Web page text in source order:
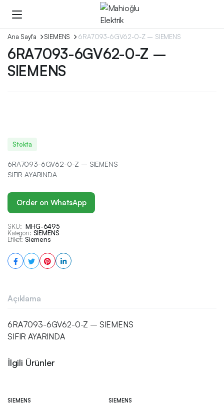
Ana Sayfa SIEMENS 6RA7093-6GV62-0-Z – SIEMENS
6RA7093-6GV62-0-Z –
SIEMENS
Stokta
6RA7093-6GV62-0-Z – SIEMENS
SIFIR AYARINDA
Order on WhatsApp
SKU: MHG-6495
Kategori: SIEMENS
Etiket: Siemens
Açıklama
6RA7093-6GV62-0-Z – SIEMENS
SIFIR AYARINDA
İlgili Ürünler
SIEMENS SIEMENS